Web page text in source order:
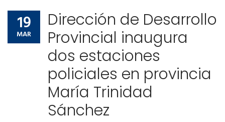
19
MAR
Dirección de Desarrollo
Provincial inaugura
dos estaciones
policiales en provincia
María Trinidad
Sánchez